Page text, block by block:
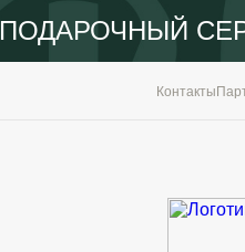
ПОДАРОЧНЫЙ
Контакты